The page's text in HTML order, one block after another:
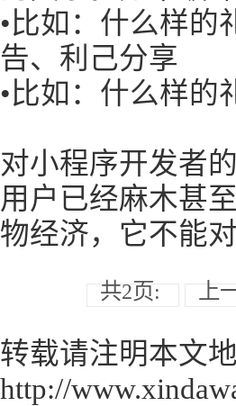
•比如：什么样的
告、利己分享
•比如：什么样的
对小程序开发者
用户已经麻木甚
物经济，它不能
共2页: 上
转载请注明本文地
http://